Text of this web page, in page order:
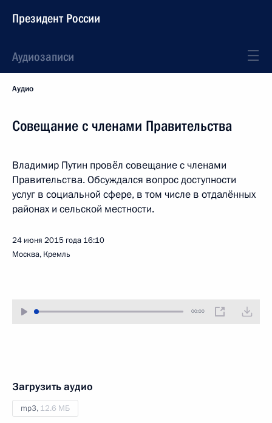
Президент России
Аудиозаписи
Аудио
Совещание с членами Правительства
Владимир Путин провёл совещание с членами
Правительства. Обсуждался вопрос доступности
услуг в социальной сфере, в том числе в отдалённых
районах и сельской местности.
24 июня 2015 года 16:10
Москва, Кремль
00:00
Загрузить аудио
mp3, 12.6 МБ